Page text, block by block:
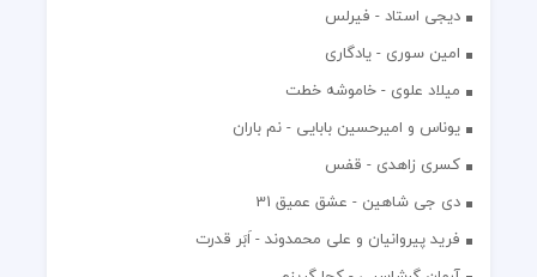
دیجی استاد - فیرلس
امین سوری - یادگاری
میلاد علوی - خاموشه خطت
یوناس و امیرحسین بابایی - نم باران
کسری زاهدی - قفس
دی جی شاهین - عشق عمیق 31
فرید پیروانیان و علی محمدوند - اَبَر قدرت